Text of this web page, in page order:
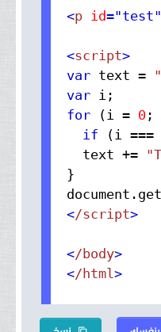
<p id="test"
<script>
var text =
var
for (i = 0;
if (i ===
  text +=
}
document.
</script>
</body>
</html>